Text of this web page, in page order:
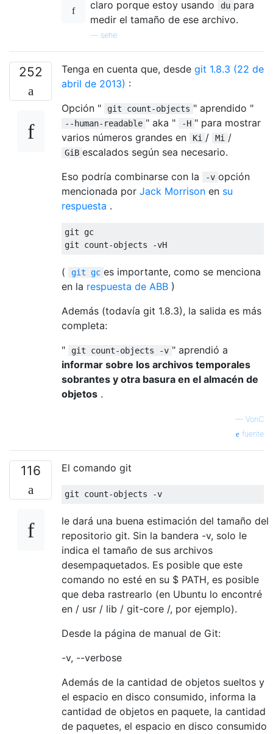
claro porque estoy usando du para
medir el tamaño de ese archivo.
sehe
252 Tenga en cuenta que, desde git 1.8.3 (22 de
abril de 2013) :
Opción "
git count-objects " aprendido "
--human-readable " aka " -H " para mostrar
varios números grandes en
Ki / Mi /
GiB escalados según sea necesario.
Eso podría combinarse con la
-v opción
mencionada por Jack Morrison en su
respuesta .
git gc
( git gc es importante, como se menciona
en la respuesta de ABB )
Además (todavía git 1.8.3), la salida es más
completa:
"
git count-objects -v " aprendió a
informar sobre los archivos temporales
sobrantes y otra basura en el almacén de
objetos .
— VonC
fuente
116 El comando git
le dará una buena estimación del tamaño del
repositorio git. Sin la bandera -v, solo le
indica el tamaño de sus archivos
desempaquetados. Es posible que este
comando no esté en su $ PATH, es posible
que deba rastrearlo (en Ubuntu lo encontré
en / usr / lib / git-core /, por ejemplo).
Desde la página de manual de Git:
-v, --verbose
Además de la cantidad de objetos sueltos y
el espacio en disco consumido, informa la
cantidad de objetos en paquete, la cantidad
de paquetes, el espacio en disco consumido